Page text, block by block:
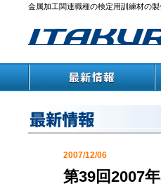
金属加工関連職種の検定用訓練材の
2007/12/06
第39回2007